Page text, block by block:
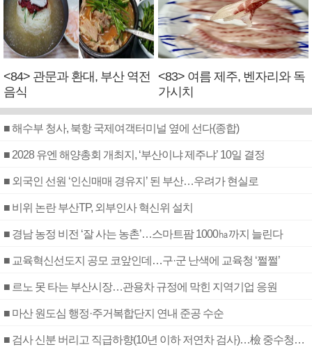
<84> 관문과 환대, 부산 역전
음식
<83> 여름 제주, 벤자리와 독
가시치
■ 해수부 청사, 북항 국제여객터미널 옆에 선다(종합)
■ 2028 유엔 해양총회 개최지, ‘부산이냐 제주냐’ 10일 결정
■ 외국인 선원 ‘인신매매 경유지’ 된 부산…우려가 현실로
■ 비위 논란 부산TP, 외부인사 혁신위 설치
■ 경남 농정 비전 ‘잘 사는 농촌’…스마트팜 1000㏊까지 늘린다
■ 교육혁신선도지 공모 코앞인데…구·군 난색에 교육청 ‘쩔쩔’
■ 르노 못 타는 부산시장…관용차 규정에 막힌 지역기업 응원
■ 마산 원도심 행정·주거복합단지 연내 준공 수순
■ 검사 신분 버리고 직급하향(10년 이하 저연차 검사)…檢 중수청행 기피